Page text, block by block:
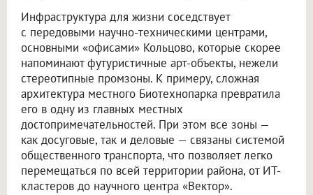
Инфраструктура для жизни соседствует
с передовыми научно-техническими центрами,
основными «офисами» Кольцово, которые скорее
напоминают футуристичные арт-объекты, нежели
стереотипные промзоны. К примеру, сложная
архитектура местного Биотехнопарка превратила
его в одну из главных местных
достопримечательностей. При этом все зоны —
как досуговые, так и деловые — связаны системой
общественного транспорта, что позволяет легко
перемещаться по всей территории района, от ИТ-
кластеров до научного центра «Вектор».